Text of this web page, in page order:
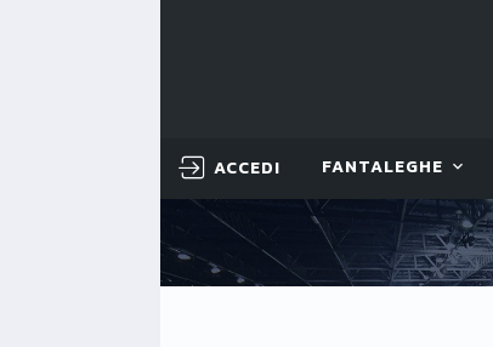
ACCEDI FANTALEGHE